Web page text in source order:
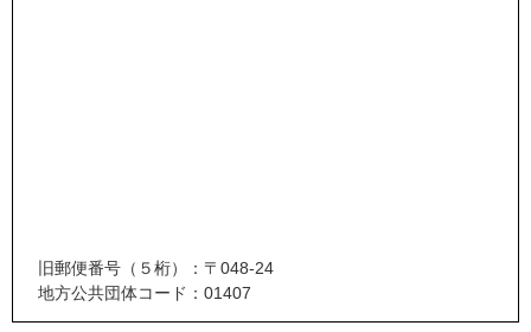
旧郵便番号（５桁）：〒048-24
地方公共団体コード：01407